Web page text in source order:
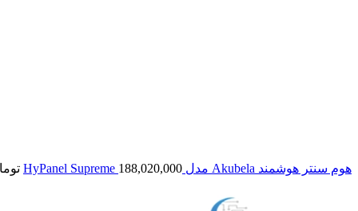
هوم سنتر هوشمند Akubela مدل HyPanel Supreme 188,020,000